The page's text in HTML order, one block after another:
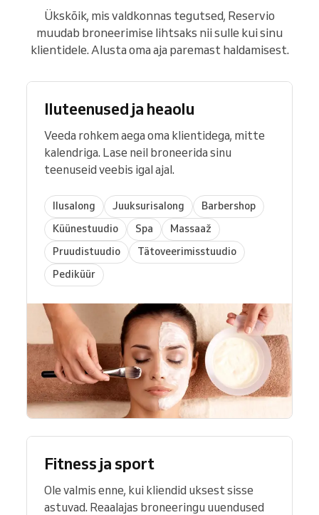
Ükskõik, mis valdkonnas tegutsed, Reservio
muudab broneerimise lihtsaks nii sulle kui sinu
klientidele. Alusta oma aja paremast haldamisest.
Iluteenused ja heaolu
Veeda rohkem aega oma klientidega, mitte
kalendriga. Lase neil broneerida sinu
teenuseid veebis igal ajal.
Ilusalong Juuksurisalong
Barbershop
Küünestuudio
Spa
Massaaž
Pruudistuudio
Tätoveerimisstuudio
Pediküür
Fitness ja sport
Ole valmis enne, kui kliendid uksest sisse
astuvad. Reaalajas broneeringu uuendused